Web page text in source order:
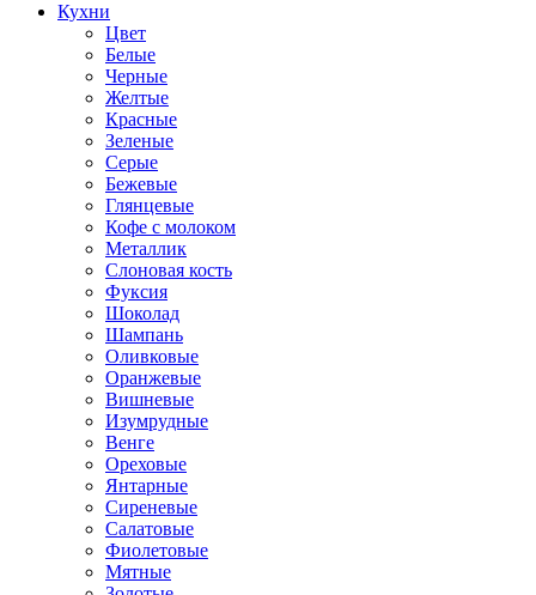
Кухни
Цвет
Белые
Черные
Желтые
Красные
Зеленые
Серые
Бежевые
Глянцевые
Кофе с молоком
Металлик
Слоновая кость
Фуксия
Шоколад
Шампань
Оливковые
Оранжевые
Вишневые
Изумрудные
Венге
Ореховые
Янтарные
Сиреневые
Салатовые
Фиолетовые
Мятные